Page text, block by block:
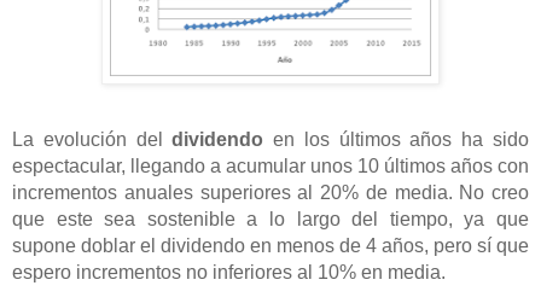
La evolución deldividendoen los últimos años ha sido
espectacular, llegando a acumular unos 10 últimos años con
incrementos anuales superiores al 20% de media. No creo
que este sea sostenible a lo largo del tiempo, ya que
supone doblar el dividendo en menos de 4 años, pero sí que
espero incrementos no inferiores al 10% en media.